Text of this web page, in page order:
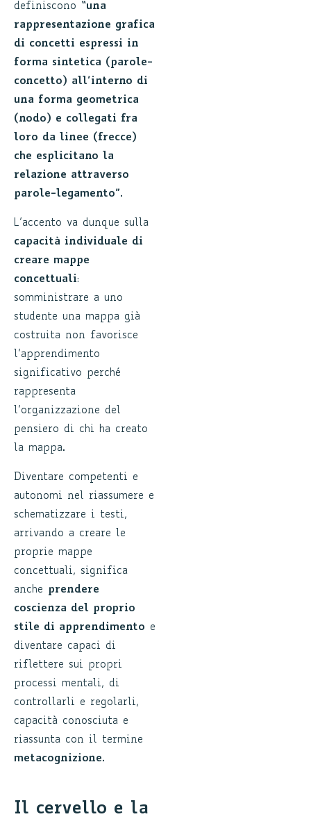
definiscono “una
rappresentazione grafica
di concetti espressi in
forma sintetica (parole-
concetto) all’interno di
una forma geometrica
(nodo) e collegati fra
loro da linee (frecce)
che esplicitano la
relazione attraverso
parole-legamento”.
L’accento va dunque sulla
capacità individuale di
creare mappe
concettuali:
somministrare a uno
studente una mappa già
costruita non favorisce
l’apprendimento
significativo perché
rappresenta
l’organizzazione del
pensiero di chi ha creato
la mappa.
Diventare competenti e
autonomi nel riassumere e
schematizzare i testi,
arrivando a creare le
proprie mappe
concettuali, significa
anche
prendere
coscienza del proprio
stile di apprendimento e
diventare capaci di
riflettere sui propri
processi mentali, di
controllarli e regolarli,
capacità conosciuta e
riassunta con il termine
metacognizione.
Il cervello e la